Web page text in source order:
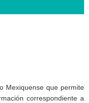
Mexiquense que permite
correspondiente a